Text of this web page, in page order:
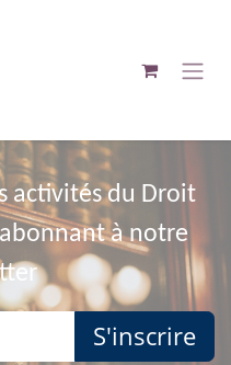
activités du Droit
à notre
S'inscrire